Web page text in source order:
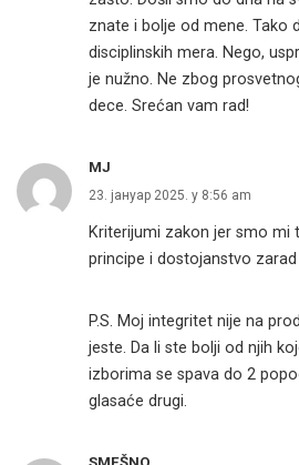
znate i bolje od mene. Tako
disciplinskih mera. Nego,
je nužno. Ne zbog
dece. Srećan vam rad!
MJ
23. јануар 2025. у 8:56 am
Kriterijumi zakon jer smo mi
principe i dostojanstvo
P.S. Moj integritet nije na
jeste. Da li ste bolji od njih
izborima se spava do 2
glasaće drugi.